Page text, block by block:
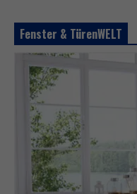
Fenster & TürenWELT